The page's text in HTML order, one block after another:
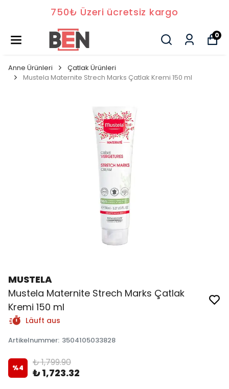
750₺ Üzeri ücretsiz kargo
0
Anne Ürünleri
Çatlak Ürünleri
Mustela Maternite Strech Marks Çatlak Kremi 150 ml
MUSTELA
Mustela Maternite Strech Marks Çatlak
Kremi 150 ml
Läuft aus
Artikelnummer: 3504105033828
%4 ₺ 1,799.90
₺ 1,723.32